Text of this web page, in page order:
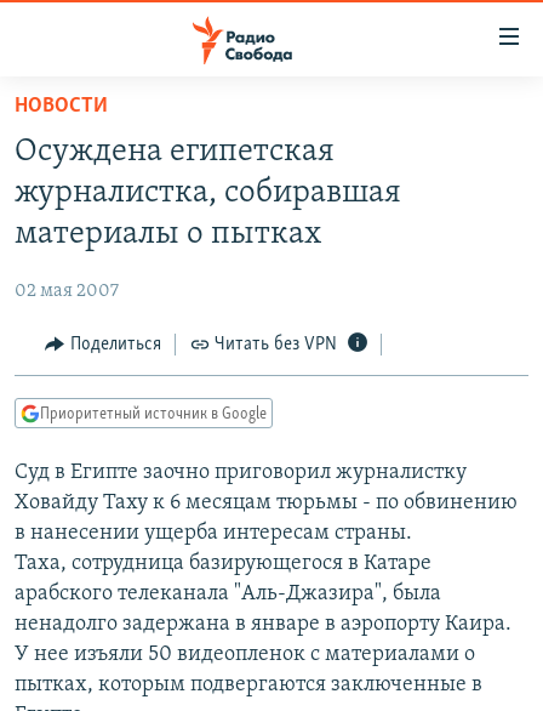
упрощенного
доступа
основному
Вернутся
Вернутся
поиску
ПОДКАСТЫ
АВТОРСКИЕ ПРОЕКТЫ
МНЕНИЯ
КУЛЬТУРА
КАВКАЗ.РЕАЛИИ
СЕВЕР.РЕАЛИИ
СИБИРЬ.РЕАЛИИ
РАСПИСАНИЕ ВЕЩАНИЯ
ПОДПИШИТЕСЬ НА РАССЫЛКУ
НОВОСТИ
Осуждена египетская
журналистка, собиравшая
материалы о пытках
02 мая 2007
Поделиться Читать без VPN
Приоритетный источник в Google
Суд в Египте заочно приговорил журналистку
Ховайду Таху к 6 месяцам тюрьмы - по обвинению
в нанесении ущерба интересам страны.
Таха, сотрудница базирующегося в Катаре
арабского телеканала "Аль-Джазира", была
ненадолго задержана в январе в аэропорту Каира.
У нее изъяли 50 видеопленок с материалами о
пытках, которым подвергаются заключенные в